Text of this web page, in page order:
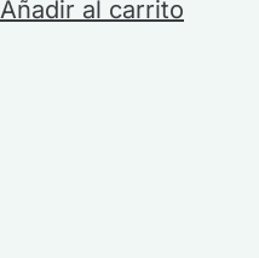
Añadir al carrito